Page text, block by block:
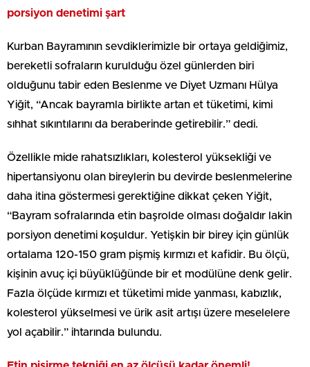
porsiyon denetimi şart
Kurban Bayramının sevdiklerimizle bir ortaya geldiğimiz,
bereketli sofraların kurulduğu özel günlerden biri
olduğunu tabir eden Beslenme ve Diyet Uzmanı Hülya
Yiğit, “Ancak bayramla birlikte artan et tüketimi, kimi
sıhhat sıkıntılarını da beraberinde getirebilir.” dedi.
Özellikle mide rahatsızlıkları, kolesterol yüksekliği ve
hipertansiyonu olan bireylerin bu devirde beslenmelerine
daha itina göstermesi gerektiğine dikkat çeken Yiğit,
“Bayram sofralarında etin başrolde olması doğaldır lakin
porsiyon denetimi koşuldur. Yetişkin bir birey için günlük
ortalama 120-150 gram pişmiş kırmızı et kafidir. Bu ölçü,
kişinin avuç içi büyüklüğünde bir et modülüne denk gelir.
Fazla ölçüde kırmızı et tüketimi mide yanması, kabızlık,
kolesterol yükselmesi ve ürik asit artışı üzere meselelere
yol açabilir.” ihtarında bulundu.